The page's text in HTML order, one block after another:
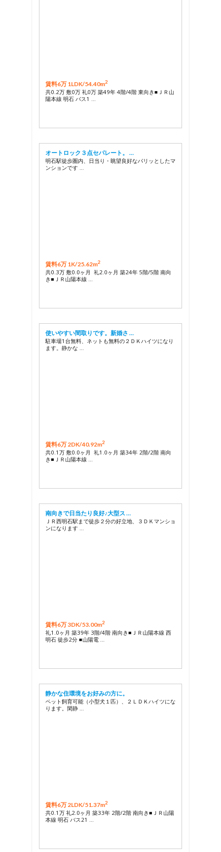
賃料6万 1LDK/54.40m2
共0.2万 敷0万 礼0万 築49年 4階/4階 東向き■ＪＲ山
陽本線 明石 バス1 …
オートロック３点セパレート。 …
明石駅徒歩圏内、日当り・眺望良好なパリッとしたマ
ンションです …
賃料6万 1K/25.62m2
共0.3万 敷0.0ヶ月 礼2.0ヶ月 築24年 5階/5階 南向
き■ＪＲ山陽本線 …
使いやすい間取りです。新婚さ …
駐車場1台無料、ネットも無料の２ＤＫハイツになり
ます。静かな …
賃料6万 2DK/40.92m2
共0.1万 敷0.0ヶ月 礼1.0ヶ月 築34年 2階/2階 南向
き■ＪＲ山陽本線 …
南向きで日当たり良好♪大型ス …
ＪＲ西明石駅まで徒歩２分の好立地、３ＤＫマンショ
ンになります …
賃料6万 3DK/53.00m2
礼1.0ヶ月 築39年 3階/4階 南向き■ＪＲ山陽本線 西
明石 徒歩2分 ■山陽電 …
静かな住環境をお好みの方に。
ペット飼育可能（小型犬１匹）、２ＬＤＫハイツにな
ります。閑静 …
賃料6万 2LDK/51.37m2
共0.1万 礼2.0ヶ月 築33年 2階/2階 南向き■ＪＲ山陽
本線 明石 バス21 …